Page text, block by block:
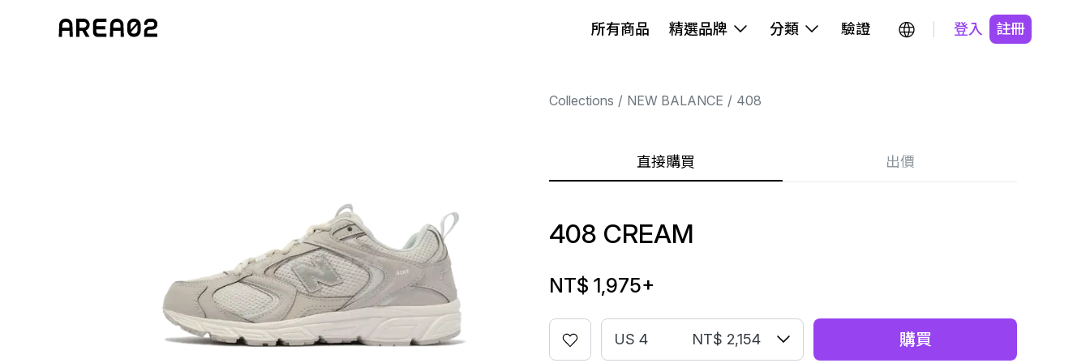
所有商品 精選品牌 分類 驗證 登入 註冊
Collections NEW BALANCE 408
直接購買 出價
408 CREAM
NT$ 1,975+
US 4 NT$ 2,154 購買